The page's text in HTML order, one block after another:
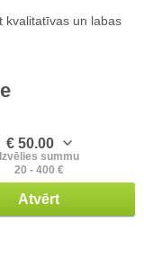
kvalitatīvas un labas
€ 50.00
Izvēlies summu
20 - 400 €
Atvērt